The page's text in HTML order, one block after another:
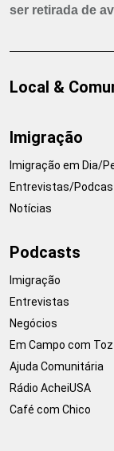
ser retirada de
Local &
Imigração
Imigração em Dia/
Entrevistas/
Notícias
Podcasts
Imigração
Entrevistas
Negócios
Em Campo com
Ajuda Comunitária
Rádio AcheiUSA
Café com Chico